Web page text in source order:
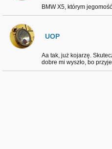
BMW X5, którym
UOP
Aa tak, już kojarzę.
dobre mi wyszło, bo